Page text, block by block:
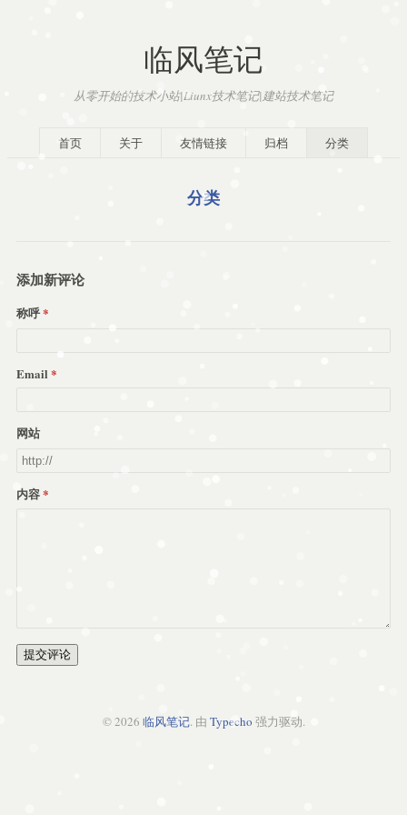
临风笔记
从零开始的技术小站|Liunx技术笔记|建站技术笔记
首页 关于 友情链接 归档 分类
分类
添加新评论
称呼
Email
网站
内容
提交评论
© 2026 临风笔记. 由 Typecho 强力驱动.